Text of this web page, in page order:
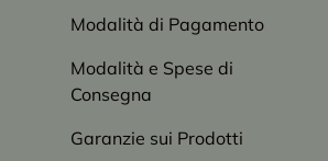
Modalità di Pagamento
Modalità e Spese di
Consegna
Garanzie sui Prodotti